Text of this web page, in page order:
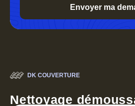
DK COUVERTURE
Nettoyage